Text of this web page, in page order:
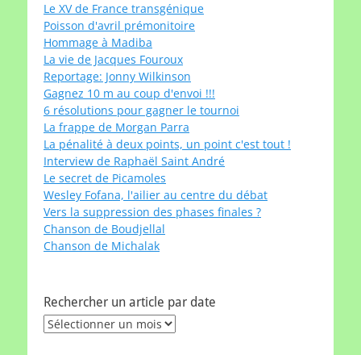
Le XV de France transgénique
Poisson d'avril prémonitoire
Hommage à Madiba
La vie de Jacques Fouroux
Reportage: Jonny Wilkinson
Gagnez 10 m au coup d'envoi !!!
6 résolutions pour gagner le tournoi
La frappe de Morgan Parra
La pénalité à deux points, un point c'est tout !
Interview de Raphaël Saint André
Le secret de Picamoles
Wesley Fofana, l'ailier au centre du débat
Vers la suppression des phases finales ?
Chanson de Boudjellal
Chanson de Michalak
Rechercher un article par date
Rechercher